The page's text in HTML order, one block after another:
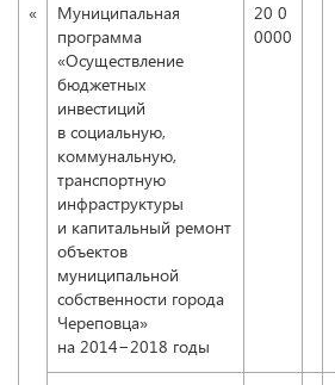
«
Муниципальная
программа
«Осуществление
бюджетных
инвестиций
в социальную,
коммунальную,
транспортную
инфраструктуры
и капитальный ремонт
объектов
муниципальной
собственности города
Череповца»
на 2014−2018 годы
20 0
0000